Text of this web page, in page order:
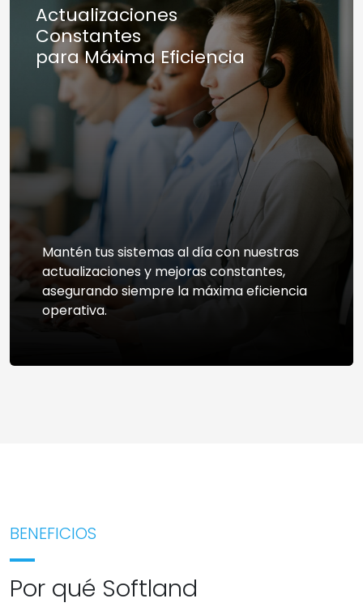
Actualizaciones
Constantes
para Máxima Eficiencia
Mantén tus sistemas al día con nuestras
actualizaciones y mejoras constantes,
asegurando siempre la máxima eficiencia
operativa.
BENEFICIOS
Por qué Softland